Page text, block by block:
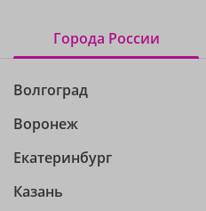
Города России
Волгоград
Воронеж
Екатеринбург
Казань